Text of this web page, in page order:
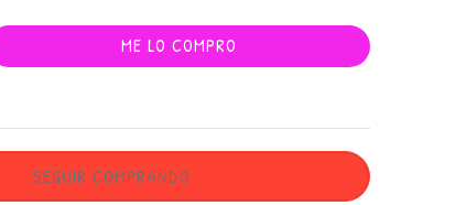
ME LO COMPRO
SEGUIR COMPRANDO